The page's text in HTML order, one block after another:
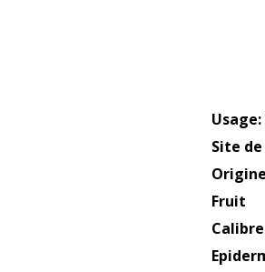
Usage:
Site
Fruit